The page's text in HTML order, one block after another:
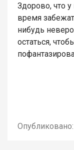
Здорово, что
время
нибудь
остаться,